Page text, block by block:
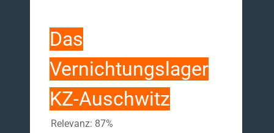
Das
Vernichtungslager
KZ-Auschwitz
Relevanz: 87%